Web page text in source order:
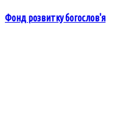
Фонд розвитку богослов'я